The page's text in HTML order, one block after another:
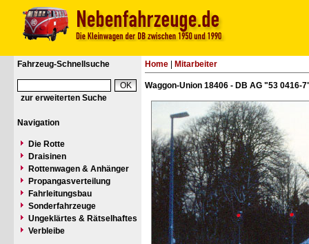
Fahrzeug-Schnellsuche
zur erweiterten Suche
Navigation
Die Rotte
Draisinen
Rottenwagen & Anhänger
Propangasverteilung
Fahrleitungsbau
Sonderfahrzeuge
Ungeklärtes & Rätselhaftes
Verbleibe
Home Mitarbeiter
Waggon-Union 18406 - DB AG "53 0416-